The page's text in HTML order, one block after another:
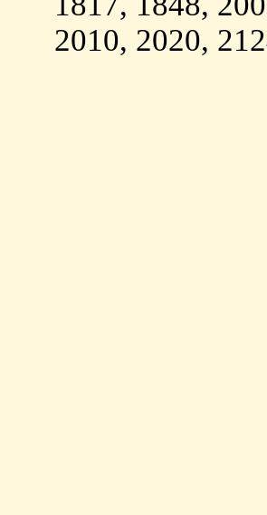
2010, 2020,